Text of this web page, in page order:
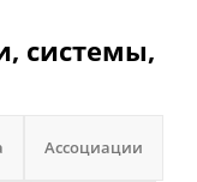
системы,
Ассоциации